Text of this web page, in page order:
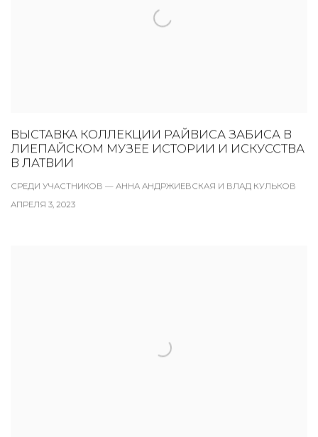
ВЫСТАВКА КОЛЛЕКЦИИ РАЙВИСА ЗАБИСА В
ЛИЕПАЙСКОМ МУЗЕЕ ИСТОРИИ И ИСКУССТВА
В ЛАТВИИ
СРЕДИ УЧАСТНИКОВ — АННА АНДРЖИЕВСКАЯ И ВЛАД КУЛЬКОВ
АПРЕЛЯ 3, 2023